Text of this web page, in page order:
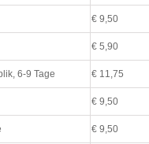
€ 9,50
€ 5,90
6-9 Tage
€ 11,75
€ 9,50
€ 9,50